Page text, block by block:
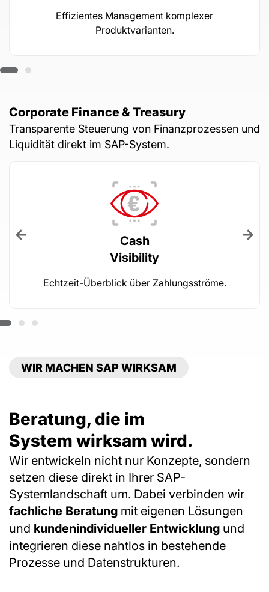
Effizientes Management komplexer
Produktvarianten.
Corporate Finance & Treasury
Transparente Steuerung von Finanzprozessen und
Liquidität direkt im SAP-System.
Cash
Visibility
Echtzeit-Überblick über Zahlungsströme.
WIR MACHEN SAP WIRKSAM
Beratung, die im
System wirksam wird.
Wir entwickeln nicht nur Konzepte, sondern
setzen diese direkt in Ihrer SAP-
Systemlandschaft um. Dabei verbinden wir
fachliche Beratung mit eigenen Lösungen
und kundenindividueller Entwicklung und
integrieren diese nahtlos in bestehende
Prozesse und Datenstrukturen.